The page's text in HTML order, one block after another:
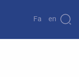
Fa En